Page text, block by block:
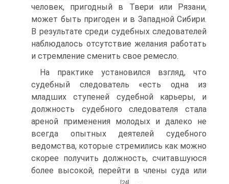
человек, пригодный в Твери или Рязани,
может быть пригоден и в Западной Сибири.
В результате среди судебных следователей
наблюдалось отсутствие желания работать
и стремление сменить свое ремесло.
На практике установился взгляд, что
судебный следователь «есть одна из
младших ступеней судебной карьеры, и
должность судебного следователя стала
ареной применения молодых и далеко не
всегда опытных деятелей судебного
ведомства, которые стремились как можно
скорее получить должность, считавшуюся
более высокой, перейти в члены суда или
[24]